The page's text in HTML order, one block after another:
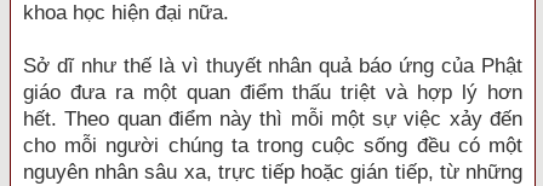
khoa học hiện đại nữa.
Sở dĩ như thế là vì thuyết nhân quả báo ứng của Phật
giáo đưa ra một quan điểm thấu triệt và hợp lý hơn
hết. Theo quan điểm này thì mỗi một sự việc xảy đến
cho mỗi người chúng ta trong cuộc sống đều có một
nguyên nhân sâu xa, trực tiếp hoặc gián tiếp, từ những